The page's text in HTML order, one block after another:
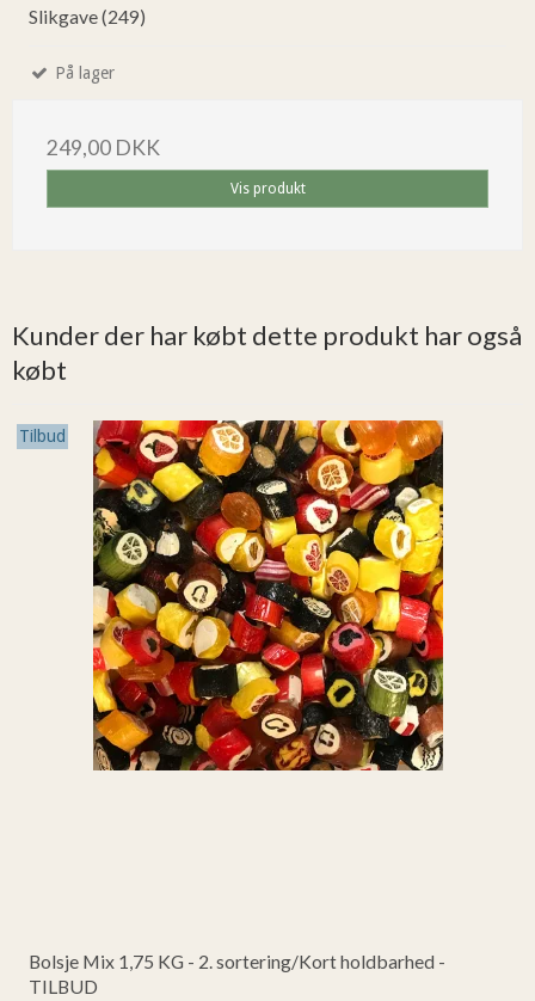
Slikgave (249)
På lager
249,00 DKK
Vis produkt
Kunder der har købt dette produkt har også
købt
Tilbud
Bolsje Mix 1,75 KG - 2. sortering/Kort holdbarhed -
TILBUD